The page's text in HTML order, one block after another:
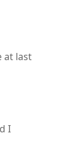
at last
I